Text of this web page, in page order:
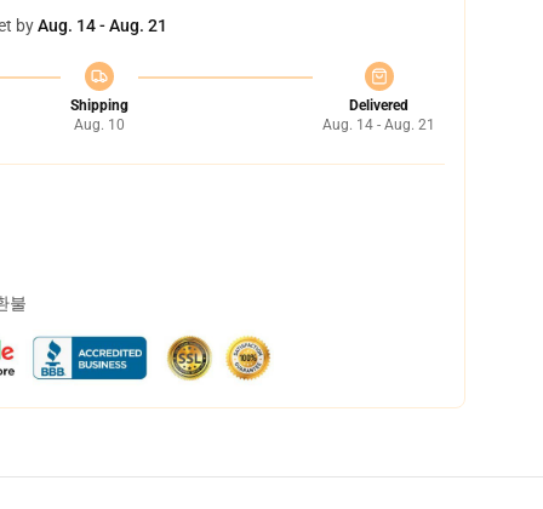
byAug. 14 - Aug. 21
Shipping
Aug. 10
Delivered
Aug. 14 - Aug. 21
불